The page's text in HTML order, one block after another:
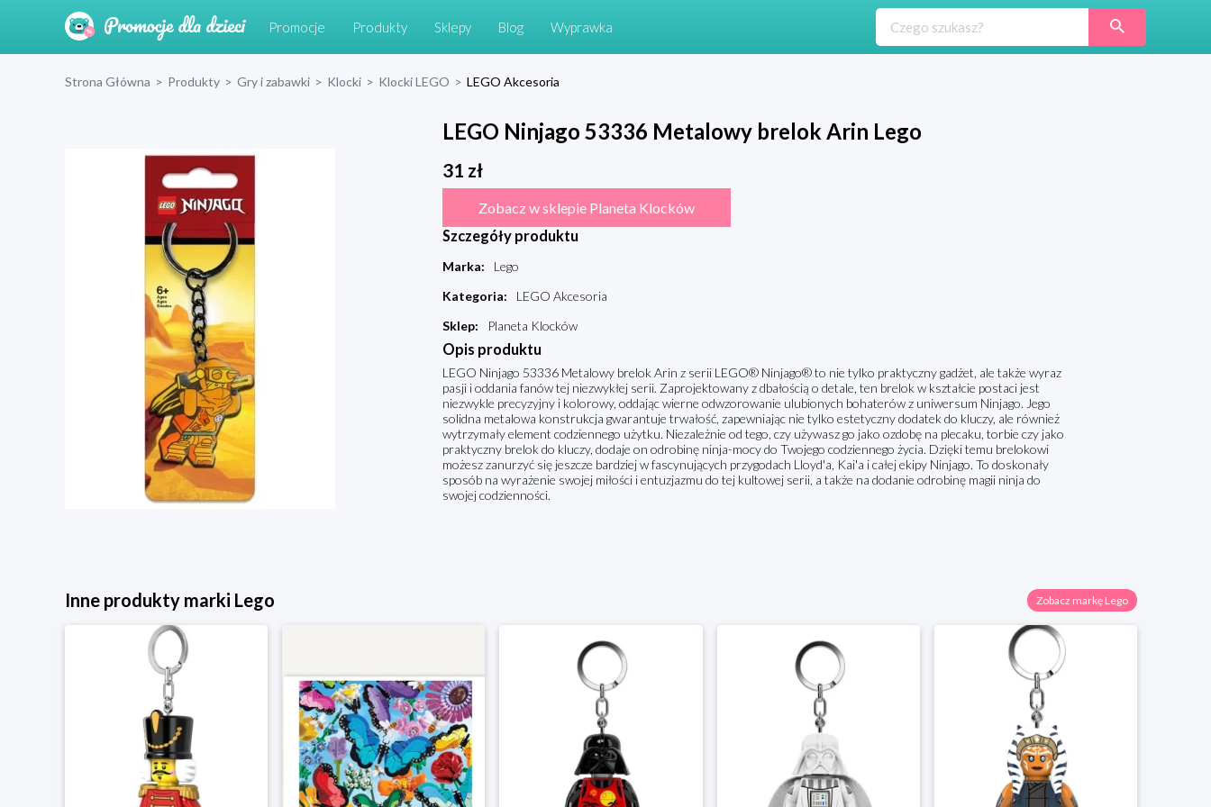
Promocje Produkty Sklepy Blog Wyprawka
Strona Główna > Produkty > Gry i zabawki > Klocki > Klocki LEGO > LEGO Akcesoria
LEGO Ninjago 53336 Metalowy brelok Arin Lego
31 zł
Zobacz w sklepie Planeta Klocków
Szczegóły produktu
Marka:
Lego
Kategoria:
LEGO Akcesoria
Sklep: Planeta Klocków
Opis produktu
LEGO Ninjago 53336 Metalowy brelok Arin z serii LEGO® Ninjago® to nie tylko praktyczny gadżet, ale także wyraz
pasji i oddania fanów tej niezwykłej serii. Zaprojektowany z dbałością o detale, ten brelok w kształcie postaci jest
niezwykle precyzyjny i kolorowy, oddając wierne odwzorowanie ulubionych bohaterów z uniwersum Ninjago. Jego
solidna metalowa konstrukcja gwarantuje trwałość, zapewniając nie tylko estetyczny dodatek do kluczy, ale również
wytrzymały element codziennego użytku. Niezależnie od tego, czy używasz go jako ozdobę na plecaku, torbie czy jako
praktyczny brelok do kluczy, dodaje on odrobinę ninja-mocy do Twojego codziennego życia. Dzięki temu brelokowi
możesz zanurzyć się jeszcze bardziej w fascynujących przygodach Lloyd'a, Kai'a i całej ekipy Ninjago. To doskonały
sposób na wyrażenie swojej miłości i entuzjazmu do tej kultowej serii, a także na dodanie odrobinę magii ninja do
swojej codzienności.
Inne produkty marki Lego Zobacz markę Lego